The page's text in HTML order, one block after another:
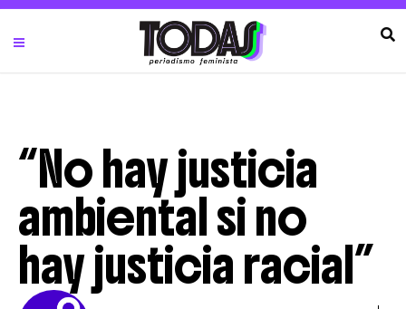
“No hay justicia
ambiental si no
hay justicia racial”